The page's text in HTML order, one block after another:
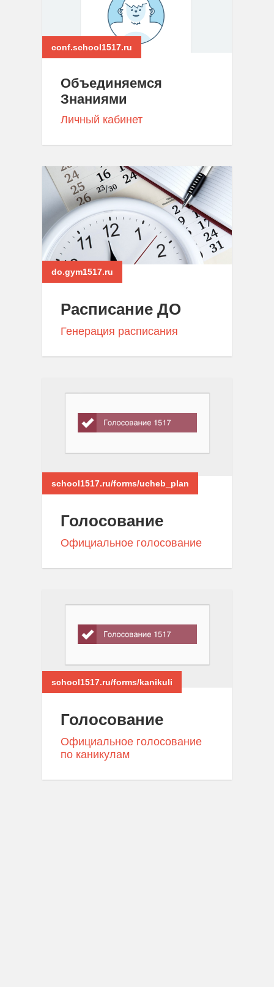
conf.school1517.ru
Объединяемся
Знаниями
Личный кабинет
do.gym1517.ru
Расписание ДО
Генерация расписания
school1517.ru/forms/ucheb_plan
Голосование
Официальное голосование
school1517.ru/forms/kanikuli
Голосование
Официальное голосование
по каникулам